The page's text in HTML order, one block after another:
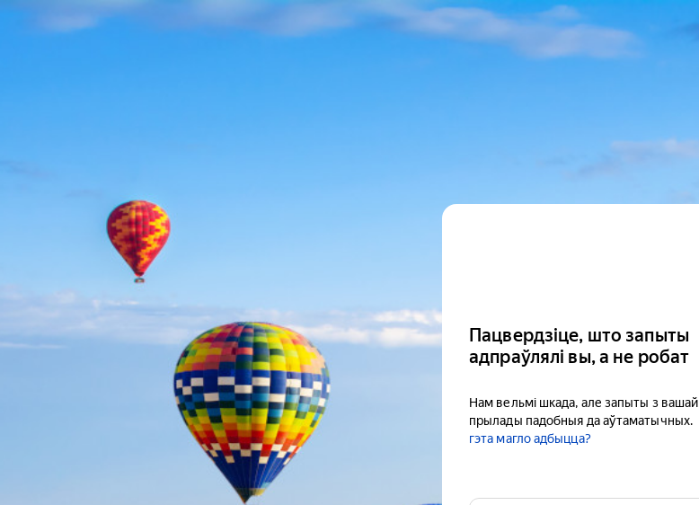
Пацвердзіце, што запыты
адпраўлялі вы, а не робат
Нам вельмі шкада, але запыты з вашай
прылады падобныя да аўтаматычных.
гэта магло адбыцца?